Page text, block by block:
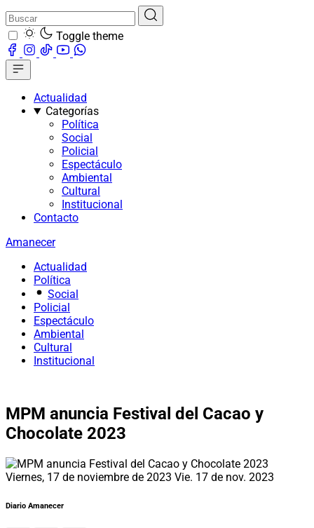
Toggle theme
Actualidad
Categorías
Política
Social
Policial
Espectáculo
Ambiental
Cultural
Institucional
Contacto
Amanecer
Actualidad
Política
Social
Policial
Espectáculo
Ambiental
Cultural
Institucional
MPM anuncia Festival del Cacao y
Chocolate 2023
Viernes, 17 de noviembre de 2023 Vie. 17 de nov. 2023
Diario Amanecer